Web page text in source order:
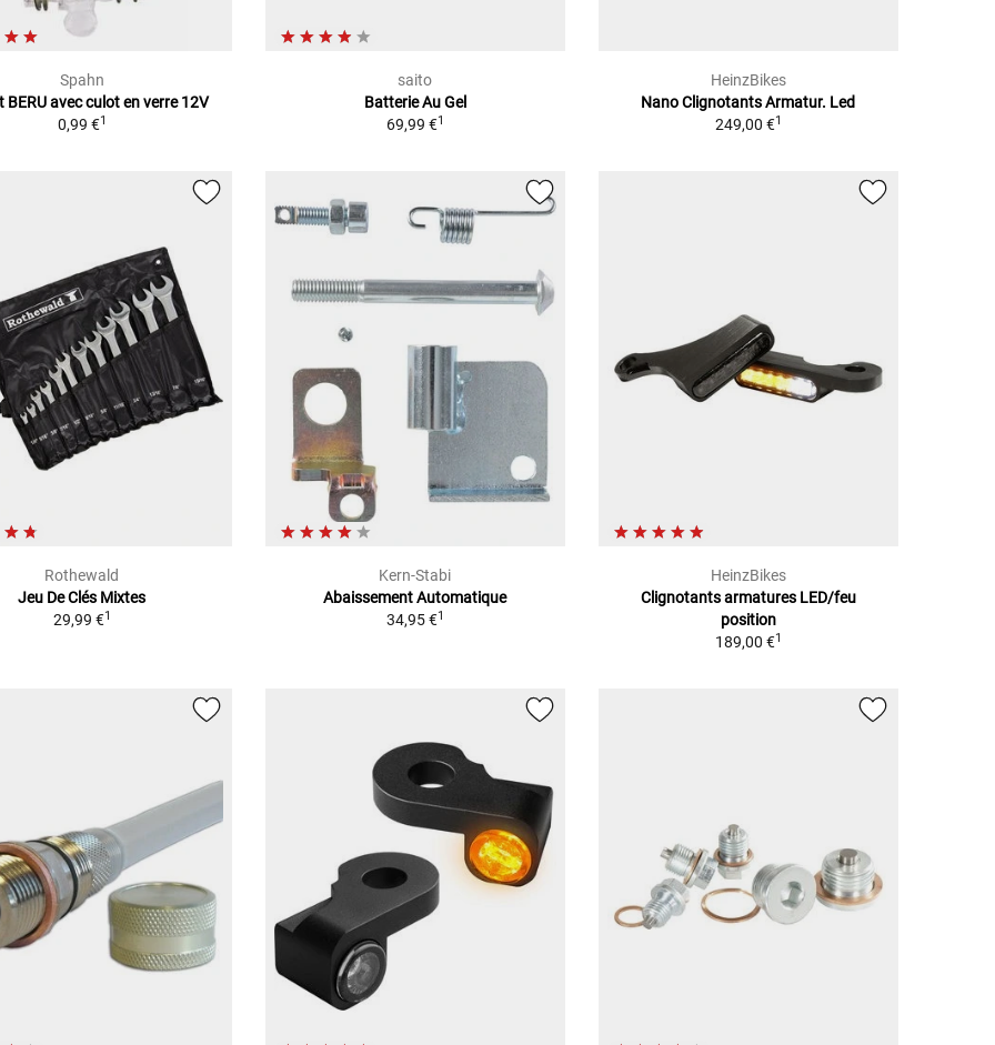
Spahn
BERU avec culot en verre 12V
0,99 €1
saito
Batterie Au Gel
69,99 €1
HeinzBikes
Nano Clignotants Armatur. Led
249,00 €1
Rothewald
Jeu De Clés Mixtes
29,99 €1
Kern-Stabi
Abaissement Automatique
34,95 €1
HeinzBikes
Clignotants armatures LED/feu
position
189,00 €1